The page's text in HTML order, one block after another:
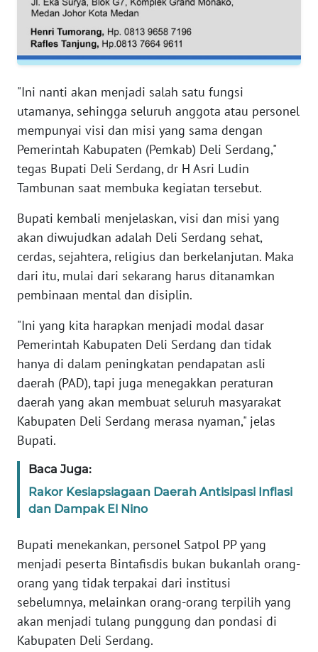
"Ini nanti akan menjadi salah satu fungsi
utamanya, sehingga seluruh anggota atau personel
mempunyai visi dan misi yang sama dengan
Pemerintah Kabupaten (Pemkab) Deli Serdang,"
tegas Bupati Deli Serdang, dr H Asri Ludin
Tambunan saat membuka kegiatan tersebut.
Bupati kembali menjelaskan, visi dan misi yang
akan diwujudkan adalah Deli Serdang sehat,
cerdas, sejahtera, religius dan berkelanjutan. Maka
dari itu, mulai dari sekarang harus ditanamkan
pembinaan mental dan disiplin.
"Ini yang kita harapkan menjadi modal dasar
Pemerintah Kabupaten Deli Serdang dan tidak
hanya di dalam peningkatan pendapatan asli
daerah (PAD), tapi juga menegakkan peraturan
daerah yang akan membuat seluruh masyarakat
Kabupaten Deli Serdang merasa nyaman," jelas
Bupati.
Baca Juga:
Rakor Kesiapsiagaan Daerah Antisipasi Inflasi
dan Dampak El Nino
Bupati menekankan, personel Satpol PP yang
menjadi peserta Bintafisdis bukan bukanlah orang-
orang yang tidak terpakai dari institusi
sebelumnya, melainkan orang-orang terpilih yang
akan menjadi tulang punggung dan pondasi di
Kabupaten Deli Serdang.
RIAU
WN
SERAMBI
JAMBI
WN
SULTRA
NTB
WN
SULTENG
SULBAR
WN
BABEL
WN
SUMBAR
WN
SUMSEL
BENGKULU
LAMPUNG
WN
JATENG